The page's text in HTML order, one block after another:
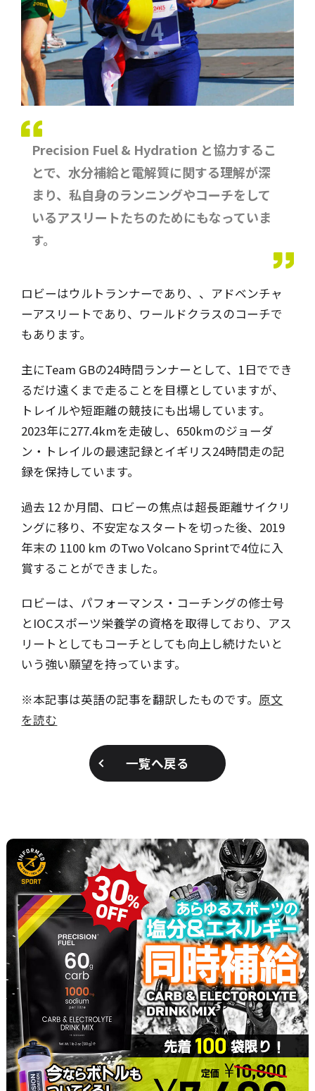
Precision Fuel & Hydration と協力するこ
とで、水分補給と電解質に関する理解が深
まり、私自身のランニングやコーチをして
いるアスリートたちのためにもなっていま
す。
ロビーはウルトランナーであり、、アドベンチャ
ーアスリートであり、ワールドクラスのコーチで
もあります。
主にTeam GBの24時間ランナーとして、1日ででき
るだけ遠くまで走ることを目標としていますが、
トレイルや短距離の競技にも出場しています。
2023年に277.4kmを走破し、650kmのジョーダ
ン・トレイルの最速記録とイギリス24時間走の記
録を保持しています。
過去 12 か月間、ロビーの焦点は超長距離サイクリ
ングに移り、不安定なスタートを切った後、2019
年末の 1100 km のTwo Volcano Sprintで4位に入
賞することができました。
ロビーは、パフォーマンス・コーチングの修士号
とIOCスポーツ栄養学の資格を取得しており、アス
リートとしてもコーチとしても向上し続けたいと
いう強い願望を持っています。
※本記事は英語の記事を翻訳したものです。 原文
を読む
一覧へ戻る